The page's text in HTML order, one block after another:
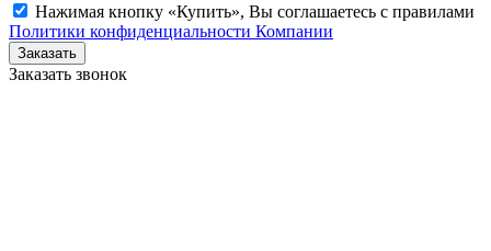
Нажимая кнопку «Купить», Вы соглашаетесь c правилами
Политики конфиденциальности Компании
Заказать
Заказать звонок